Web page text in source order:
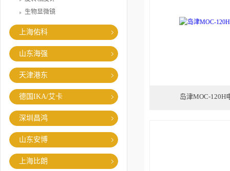
生物显微镜
上海佑科
山东海强
天津港东
德国IKA/艾卡
深圳昌鸿
山东安博
上海比朗
岛津MOC-120H